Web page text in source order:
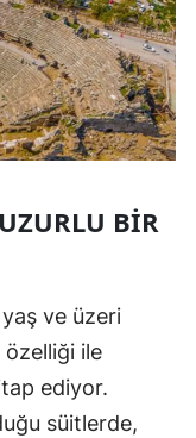
BIR
ve üzeri
ile
ediyor.
süitlerde,